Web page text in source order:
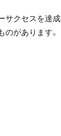
サクセスを達成
があります。